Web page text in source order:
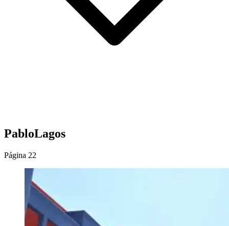
PabloLagos
Página 22